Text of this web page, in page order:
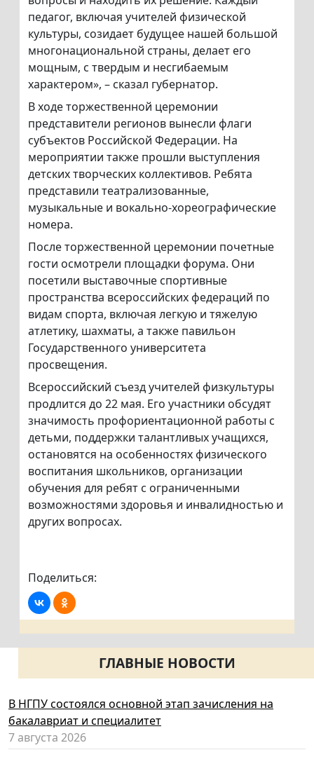
педагог, включая учителей физической
культуры, созидает будущее нашей большой
многонациональной страны, делает его
мощным, с твердым и несгибаемым
характером», – сказал губернатор.
В ходе торжественной церемонии
представители регионов вынесли флаги
субъектов Российской Федерации. На
мероприятии также прошли выступления
детских творческих коллективов. Ребята
представили театрализованные,
музыкальные и вокально-хореографические
номера.
После торжественной церемонии почетные
гости осмотрели площадки форума. Они
посетили выставочные спортивные
пространства всероссийских федераций по
видам спорта, включая легкую и тяжелую
атлетику, шахматы, а также павильон
Государственного университета
просвещения.
Всероссийский съезд учителей физкультуры
продлится до 22 мая. Его участники обсудят
значимость профориентационной работы с
детьми, поддержки талантливых учащихся,
остановятся на особенностях физического
воспитания школьников, организации
обучения для ребят с ограниченными
возможностями здоровья и инвалидностью и
других вопросах.
Поделиться:
ГЛАВНЫЕ НОВОСТИ
В НГПУ состоялся основной этап зачисления на
бакалавриат и специалитет
7 августа 2026